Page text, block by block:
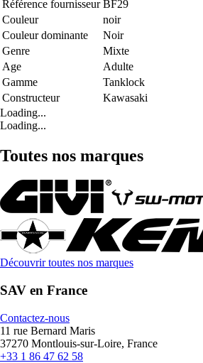
Référence fournisseur BF29
Couleur
noir
Couleur dominante
Noir
Genre
Mixte
Age
Adulte
Gamme
Tanklock
Constructeur
Kawasaki
Loading...
Loading...
Toutes nos marques
Découvrir toutes nos marques
SAV en France
Contactez-nous
11 rue Bernard Maris
37270 Montlouis-sur-Loire, France
+33 1 86 47 62 58